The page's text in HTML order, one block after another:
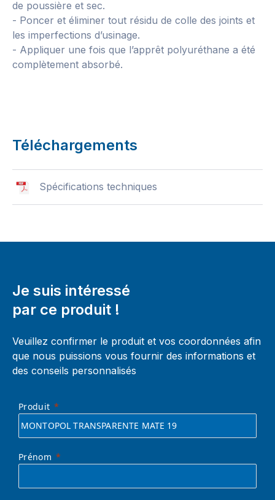
de poussière et sec.
- Poncer et éliminer tout résidu de colle des joints et
les imperfections d’usinage.
- Appliquer une fois que l’apprêt polyuréthane a été
complètement absorbé.
Téléchargements
Spécifications techniques
Je suis intéressé
par ce produit !
Veuillez confirmer le produit et vos coordonnées afin
que nous puissions vous fournir des informations et
des conseils personnalisés
Produit
Prénom